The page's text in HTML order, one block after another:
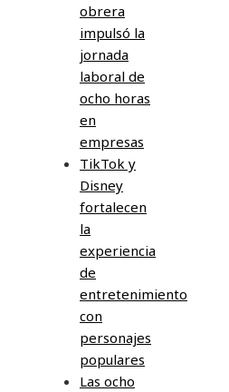
obrera
impulsó la
jornada
laboral de
ocho horas
en
empresas
TikTok y
Disney
fortalecen
la
experiencia
de
entretenimiento
con
personajes
populares
Las ocho